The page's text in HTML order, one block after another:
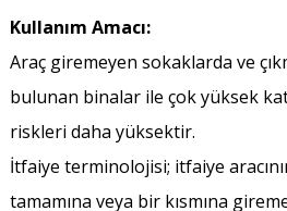
Kullanım Amacı:
Araç giremeyen sokaklarda ve
bulunan binalar ile çok yüksek
riskleri daha yüksektir.
İtfaiye terminolojisi; itfaiye
tamamına veya bir kısmına